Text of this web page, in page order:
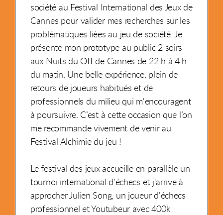
société au Festival International des Jeux de
Cannes pour valider mes recherches sur les
problématiques liées au jeu de société. Je
présente mon prototype au public 2 soirs
aux Nuits du Off de Cannes de 22 h à 4 h
du matin. Une belle expérience, plein de
retours de joueurs habitués et de
professionnels du milieu qui m'encouragent
à poursuivre. C’est à cette occasion que l’on
me recommande vivement de venir au
Festival Alchimie du jeu !
Le festival des jeux accueille en parallèle un
tournoi international d'échecs et j'arrive à
approcher Julien Song, un joueur d'échecs
professionnel et Youtubeur avec 400k